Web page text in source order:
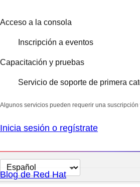
Acceso a la consola
Inscripción a eventos
Capacitación y pruebas
Servicio de soporte de primera
Algunos servicios pueden requerir una suscripción
Inicia sesión o regístrate
Cambiar
el
Blog de Red Hat